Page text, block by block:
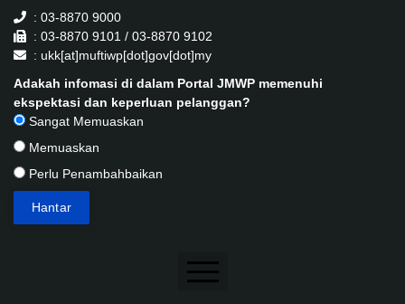
: 03-8870 9000
: 03-8870 9101 / 03-8870 9102
: ukk[at]muftiwp[dot]gov[dot]my
Adakah infomasi di dalam Portal JMWP memenuhi
ekspektasi dan keperluan pelanggan?
Sangat Memuaskan
Memuaskan
Perlu Penambahbaikan